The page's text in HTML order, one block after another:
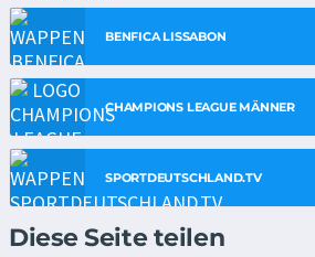
BENFICA LISSABON
CHAMPIONS LEAGUE MÄNNER
SPORTDEUTSCHLAND.TV
Diese Seite teilen